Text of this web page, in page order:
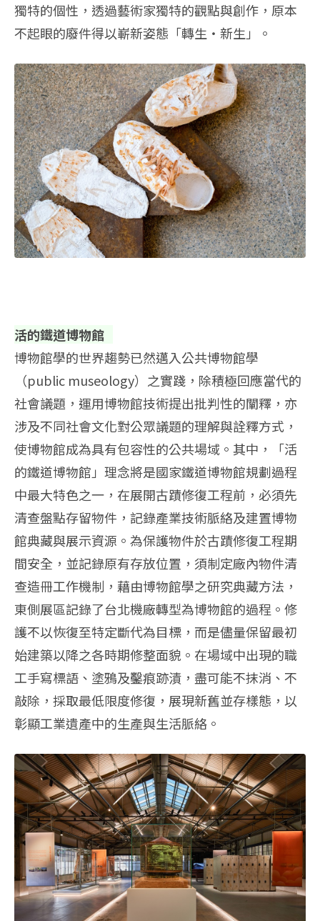
獨特的個性，透過藝術家獨特的觀點與創作，原本
不起眼的廢件得以嶄新姿態「轉生‧新生」。
活的鐵道博物館
博物館學的世界趨勢已然邁入公共博物館學
（public museology）之實踐，除積極回應當代的
社會議題，運用博物館技術提出批判性的闡釋，亦
涉及不同社會文化對公眾議題的理解與詮釋方式，
使博物館成為具有包容性的公共場域。其中，「活
的鐵道博物館」理念將是國家鐵道博物館規劃過程
中最大特色之一，在展開古蹟修復工程前，必須先
清查盤點存留物件，記錄產業技術脈絡及建置博物
館典藏與展示資源。為保護物件於古蹟修復工程期
間安全，並記錄原有存放位置，須制定廠內物件清
查造冊工作機制，藉由博物館學之研究典藏方法，
東側展區記錄了台北機廠轉型為博物館的過程。修
護不以恢復至特定斷代為目標，而是儘量保留最初
始建築以降之各時期修整面貌。在場域中出現的職
工手寫標語、塗鴉及鑿痕跡漬，盡可能不抹消、不
敲除，採取最低限度修復，展現新舊並存樣態，以
彰顯工業遺產中的生產與生活脈絡。